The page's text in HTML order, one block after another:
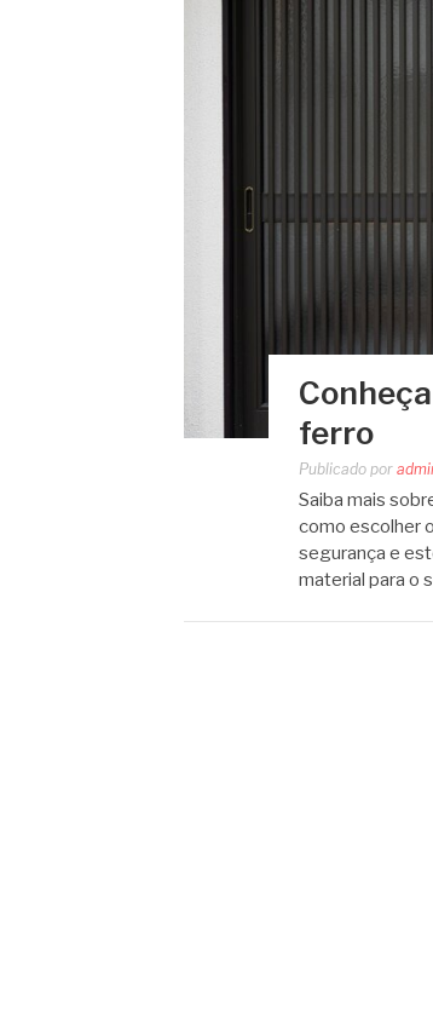
ferro
Publicado por
Saiba mais
como escolher
segurança e
material para o